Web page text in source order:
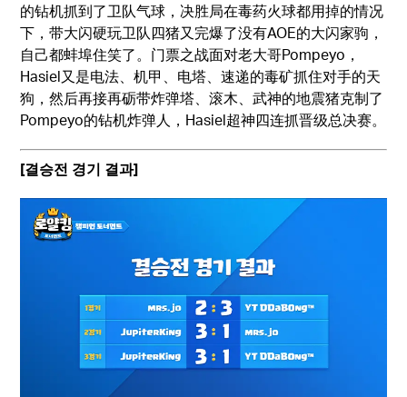
的钻机抓到了卫队气球，决胜局在毒药火球都用掉的情况
下，带大闪硬玩卫队四猪又完爆了没有AOE的大闪家驹，
自己都蚌埠住笑了。门票之战面对老大哥Pompeyo，
Hasiel又是电法、机甲、电塔、速递的毒矿抓住对手的天
狗，然后再接再砺带炸弹塔、滚木、武神的地震猪克制了
Pompeyo的钻机炸弹人，Hasiel超神四连抓晋级总决赛。
[결승전 경기 결과]